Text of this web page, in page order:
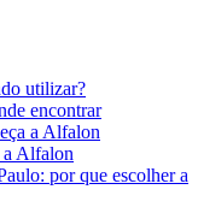
utilizar?
encontrar
a Alfalon
a Alfalon
por que escolher a